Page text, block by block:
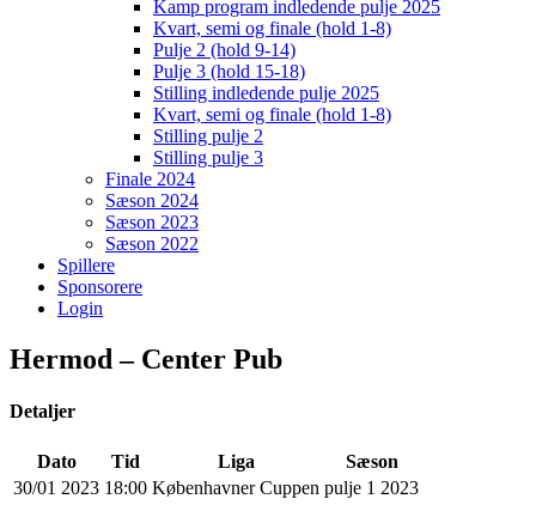
Kamp program indledende pulje 2025
Kvart, semi og finale (hold 1-8)
Pulje 2 (hold 9-14)
Pulje 3 (hold 15-18)
Stilling indledende pulje 2025
Kvart, semi og finale (hold 1-8)
Stilling pulje 2
Stilling pulje 3
Finale 2024
Sæson 2024
Sæson 2023
Sæson 2022
Spillere
Sponsorere
Login
Hermod – Center Pub
Detaljer
Dato Tid Liga
Sæson
30/01 2023 18:00 Københavner Cuppen pulje 1 2023